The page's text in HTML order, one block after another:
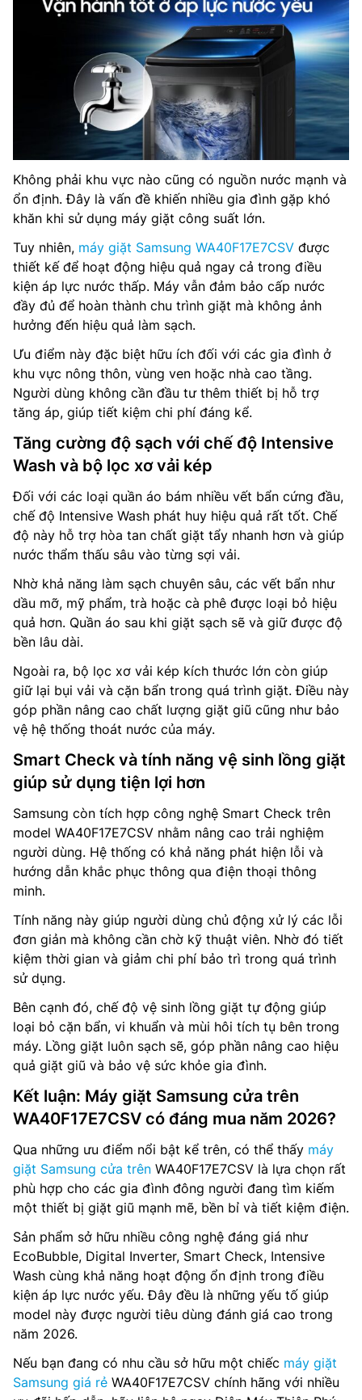
Không phải khu vực nào cũng có nguồn nước mạnh và
ổn định. Đây là vấn đề khiến nhiều gia đình gặp khó
khăn khi sử dụng máy giặt công suất lớn.
Tuy nhiên, máy giặt Samsung WA40F17E7CSV được
thiết kế để hoạt động hiệu quả ngay cả trong điều
kiện áp lực nước thấp. Máy vẫn đảm bảo cấp nước
đầy đủ để hoàn thành chu trình giặt mà không ảnh
hưởng đến hiệu quả làm sạch.
Ưu điểm này đặc biệt hữu ích đối với các gia đình ở
khu vực nông thôn, vùng ven hoặc nhà cao tầng.
Người dùng không cần đầu tư thêm thiết bị hỗ trợ
tăng áp, giúp tiết kiệm chi phí đáng kể.
Tăng cường độ sạch với chế độ Intensive
Wash và bộ lọc xơ vải kép
Đối với các loại quần áo bám nhiều vết bẩn cứng đầu,
chế độ Intensive Wash phát huy hiệu quả rất tốt. Chế
độ này hỗ trợ hòa tan chất giặt tẩy nhanh hơn và giúp
nước thẩm thấu sâu vào từng sợi vải.
Nhờ khả năng làm sạch chuyên sâu, các vết bẩn như
dầu mỡ, mỹ phẩm, trà hoặc cà phê được loại bỏ hiệu
quả hơn. Quần áo sau khi giặt sạch sẽ và giữ được độ
bền lâu dài.
Ngoài ra, bộ lọc xơ vải kép kích thước lớn còn giúp
giữ lại bụi vải và cặn bẩn trong quá trình giặt. Điều này
góp phần nâng cao chất lượng giặt giũ cũng như bảo
vệ hệ thống thoát nước của máy.
Smart Check và tính năng vệ sinh lồng giặt
giúp sử dụng tiện lợi hơn
Samsung còn tích hợp công nghệ Smart Check trên
model WA40F17E7CSV nhằm nâng cao trải nghiệm
người dùng. Hệ thống có khả năng phát hiện lỗi và
hướng dẫn khắc phục thông qua điện thoại thông
minh.
Tính năng này giúp người dùng chủ động xử lý các lỗi
đơn giản mà không cần chờ kỹ thuật viên. Nhờ đó tiết
kiệm thời gian và giảm chi phí bảo trì trong quá trình
sử dụng.
Bên cạnh đó, chế độ vệ sinh lồng giặt tự động giúp
loại bỏ cặn bẩn, vi khuẩn và mùi hôi tích tụ bên trong
máy. Lồng giặt luôn sạch sẽ, góp phần nâng cao hiệu
quả giặt giũ và bảo vệ sức khỏe gia đình.
Kết luận: Máy giặt Samsung cửa trên
WA40F17E7CSV có đáng mua năm 2026?
Qua những ưu điểm nổi bật kể trên, có thể thấy máy
giặt Samsung cửa trên WA40F17E7CSV là lựa chọn rất
phù hợp cho các gia đình đông người đang tìm kiếm
một thiết bị giặt giũ mạnh mẽ, bền bỉ và tiết kiệm điện.
Sản phẩm sở hữu nhiều công nghệ đáng giá như
EcoBubble, Digital Inverter, Smart Check, Intensive
Wash cùng khả năng hoạt động ổn định trong điều
kiện áp lực nước yếu. Đây đều là những yếu tố giúp
model này được người tiêu dùng đánh giá cao trong
năm 2026.
Nếu bạn đang có nhu cầu sở hữu một chiếc máy giặt
Samsung giá rẻ WA40F17E7CSV chính hãng với nhiều